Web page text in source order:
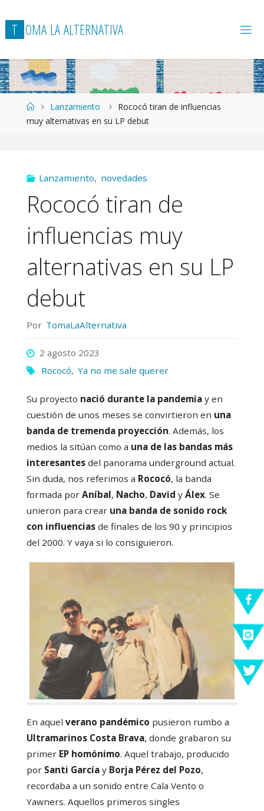
T OMA LAALTERNATIVA
Página
de
Lanzamiento
Rococó tiran de influencias
muy alternativas en su LP debut
Lanzamiento, novedades
Rococó tiran de
influencias muy
alternativas en su LP
debut
Por TomaLaAlternativa
2 agosto 2023
Rococó, Ya no me sale querer
Su proyecto nació durante la pandemiay en
cuestión de unos meses se convirtieron en una
banda de tremenda proyección. Además, los
medios la sitúan como a una de las bandas más
interesantesdel panorama underground actual.
Sin duda, nos referimos a Rococó, la banda
formada por Aníbal, Nacho, David y Álex. Se
unieron para crear una banda de sonido rock
con influenciasde finales de los 90 y principios
del 2000. Y vaya si lo consiguieron.
En aquel verano pandémico pusieron rumbo a
Ultramarinos Costa Brava, donde grabaron su
primer EP homónimo. Aquel trabajo, producido
por Santi Garcíay Borja Pérez del Pozo,
recordaba a un sonido entre Cala Vento o
Yawners. Aquellos primeros singles